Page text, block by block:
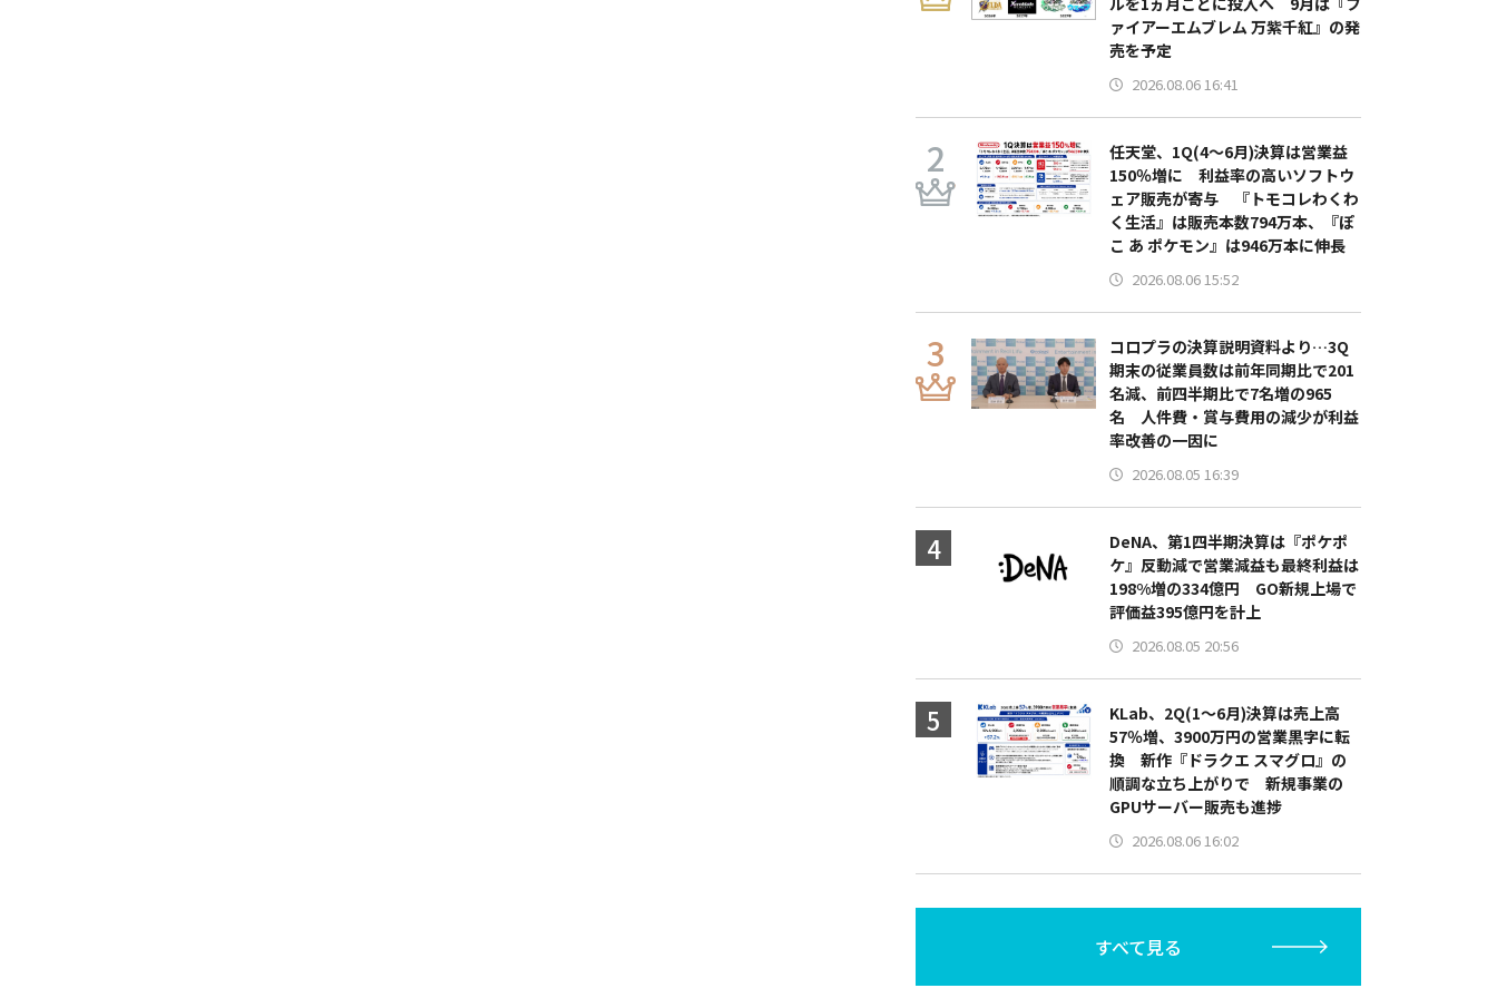
ァイアーエムブレム 万紫千紅』の発
売を予定
2026.08.06 16:41
任天堂、1Q(4～6月)決算は営業益
150％増に 利益率の高いソフトウ
ェア販売が寄与 『トモコレわくわ
く生活』は販売本数794万本、『ぽ
こ あ ポケモン』は946万本に伸長
2026.08.06 15:52
コロプラの決算説明資料より…3Q
期末の従業員数は前年同期比で201
名減、前四半期比で7名増の965
名 人件費・賞与費用の減少が利益
率改善の一因に
2026.08.05 16:39
DeNA、第1四半期決算は『ポケポ
ケ』反動減で営業減益も最終利益は
198%増の334億円 GO新規上場で
評価益395億円を計上
2026.08.05 20:56
KLab、2Q(1～6月)決算は売上高
57％増、3900万円の営業黒字に転
換 新作『ドラクエ スマグロ』の
順調な立ち上がりで 新規事業の
GPUサーバー販売も進捗
2026.08.06 16:02
すべて見る